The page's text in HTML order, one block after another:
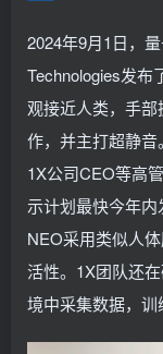
2024年9月1日，
Technologies发布
观接近人类，手
作，并主打超静
1X公司CEO等高
示计划最快今年内
NEO采用类似人
活性。1X团队还
境中采集数据，训